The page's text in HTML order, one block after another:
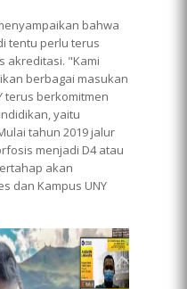
bahwa
tentu perlu terus
akreditasi. "Kami
berbagai masukan
terus berkomitmen
yaitu
tahun 2019 jalur
menjadi D4 atau
akan
dan Kampus UNY